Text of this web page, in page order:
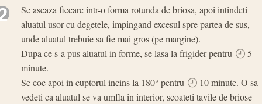
Se aseaza fiecare intr-o forma rotunda de briosa, apoi intindeti
aluatul usor cu degetele, impingand excesul spre partea de sus,
unde aluatul trebuie sa fie mai gros (pe margine).
Dupa ce s-a pus aluatul in forme, se lasa la frigider pentru
5
minute.
Se coc apoi in cuptorul incins la 180° pentru
10 minute. O sa
vedeti ca aluatul se va umfla in interior, scoateti tavile de briose